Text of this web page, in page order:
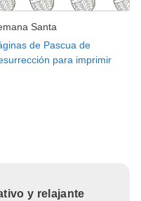
Santa
de Pascua de
para imprimir
y relajante